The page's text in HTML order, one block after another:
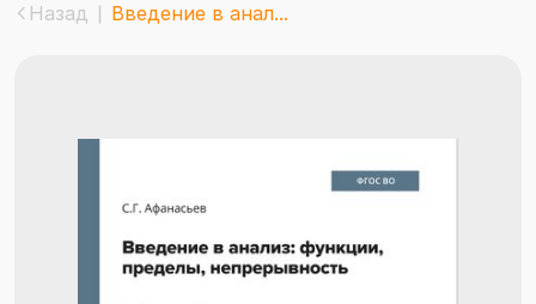
Назад Введение в анал...